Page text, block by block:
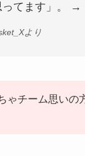
ってます」。 →
より
ゃチーム思いの